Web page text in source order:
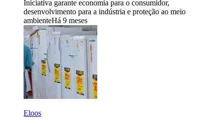
Iniciativa garante economia para o consumidor,
desenvolvimento para a indústria e proteção ao meio
ambienteHá 9 meses
Eloos